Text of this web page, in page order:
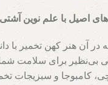
اصیل با علم نوین
آن هنر کهن تخمیر با
بی‌نظیر برای سلامت
کامبوجا و سبزیجات